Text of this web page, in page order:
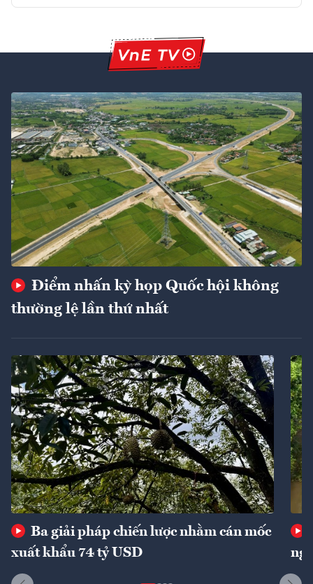
Điểm nhấn kỳ họp Quốc hội không
thường lệ lần thứ nhất
Ba giải pháp chiến lược nhằm cán mốc
xuất khẩu 74 tỷ USD